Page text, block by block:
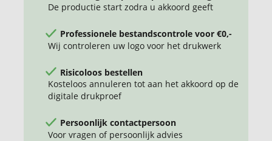
De productie start zodra u akkoord geeft
Professionele bestandscontrole voor €0,-
Wij controleren uw logo voor het drukwerk
Risicoloos bestellen
Kosteloos annuleren tot aan het akkoord op de
digitale drukproef
Persoonlijk contactpersoon
Voor vragen of persoonlijk advies